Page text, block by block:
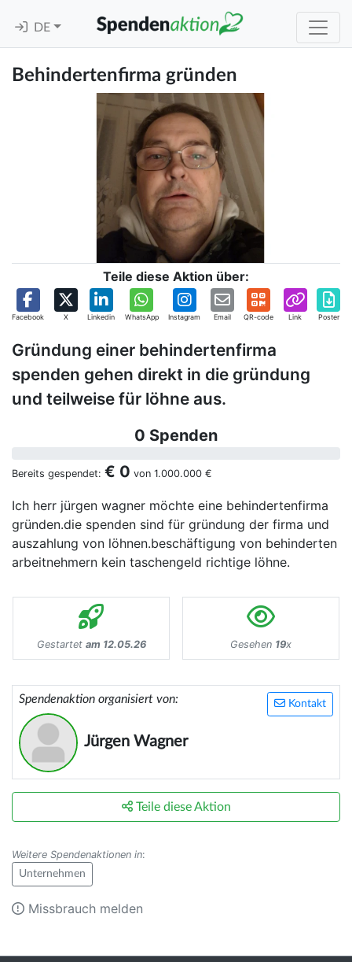
DE
Behindertenfirma gründen
Teile diese Aktion über:
Facebook X Linkedin WhatsApp Instagram Email QR-code Link Poster
Gründung einer behindertenfirma
spenden gehen direkt in die gründung
und teilweise für löhne aus.
0 Spenden
Bereits gespendet: € 0 von 1.000.000 €
Ich herr jürgen wagner möchte eine behindertenfirma
gründen.die spenden sind für gründung der firma und
auszahlung von löhnen.beschäftigung von behinderten
arbeitnehmern kein taschengeld richtige löhne.
Gestartet am 12.05.26 Gesehen 19x
Kontakt
Spendenaktion organisiert von:
Jürgen Wagner
Teile diese Aktion
Weitere Spendenaktionen in:
Unternehmen
Missbrauch melden